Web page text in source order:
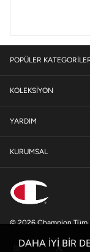
POPÜLER
KOLEKSİYON
YARDIM
KURUMSAL
© 2026 Champion Tüm
DAHA İYİ BİR